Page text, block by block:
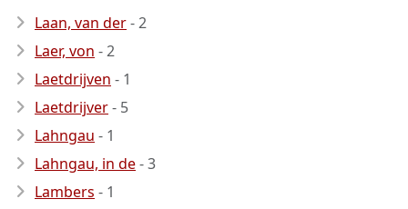
Laan, van der- 2
Laer, von - 2
Laetdrijven - 1
Laetdrijver- 5
Lahngau - 1
Lahngau, in de- 3
Lambers - 1